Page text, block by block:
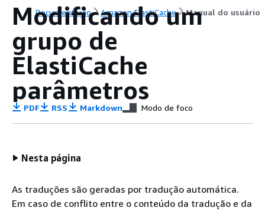
Documentação Amazon ElastiCache Manual do usuário
Modificando um
grupo de
ElastiCache
parâmetros
PDF RSS Markdown Modo de foco
Nesta página
As traduções são geradas por tradução automática.
Em caso de conflito entre o conteúdo da tradução e da